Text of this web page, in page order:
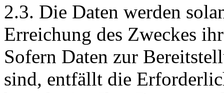
2.3. Die Daten werden
Erreichung des Zweckes
Sofern Daten zur
sind, entfällt die